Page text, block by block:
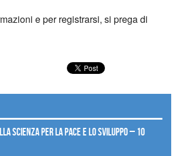
e per registrarsi, si prega di
scienza per la pace e lo sviluppo – 10